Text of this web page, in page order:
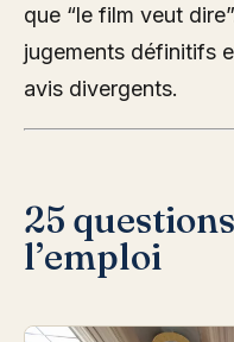
que “le film veut
jugements définitifs
avis divergents.
25
l’emploi